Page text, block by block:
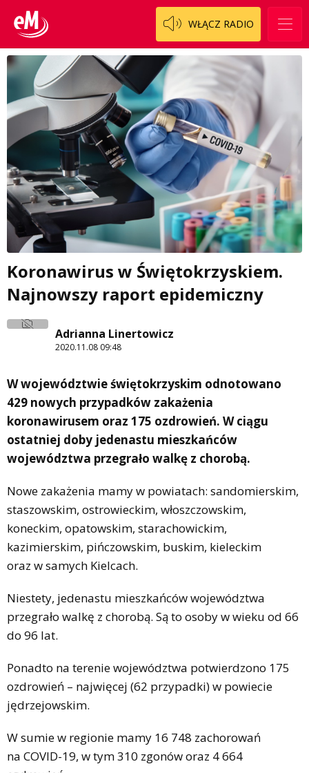
WŁĄCZ RADIO
Koronawirus w Świętokrzyskiem.
Najnowszy raport epidemiczny
Adrianna Linertowicz
2020.11.08 09:48
W województwie świętokrzyskim odnotowano
429 nowych przypadków zakażenia
koronawirusem oraz 175 ozdrowień. W ciągu
ostatniej doby jedenastu mieszkańców
województwa przegrało walkę z chorobą.
Nowe zakażenia mamy w powiatach: sandomierskim,
staszowskim, ostrowieckim, włoszczowskim,
koneckim, opatowskim, starachowickim,
kazimierskim, pińczowskim, buskim, kieleckim
oraz w samych Kielcach.
Niestety, jedenastu mieszkańców województwa
przegrało walkę z chorobą. Są to osoby w wieku od 66
do 96 lat.
Ponadto na terenie województwa potwierdzono 175
ozdrowień – najwięcej (62 przypadki) w powiecie
jędrzejowskim.
W sumie w regionie mamy 16 748 zachorowań
na COVID-19, w tym 310 zgonów oraz 4 664